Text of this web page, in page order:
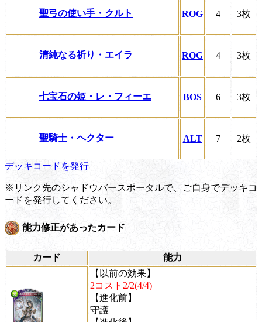
聖弓の使い手・クルト ROG 4 3枚
清純なる祈り・エイラ ROG 4 3枚
七宝石の姫・レ・フィーエ BOS 6 3枚
聖騎士・ヘクター ALT 7 2枚
デッキコードを発行
※リンク先のシャドウバースポータルで、ご自身でデッキコ
ードを発行してください。
能力修正があったカード
カード 能力
【以前の効果】
2コスト2/2(4/4)
【進化前】
守護